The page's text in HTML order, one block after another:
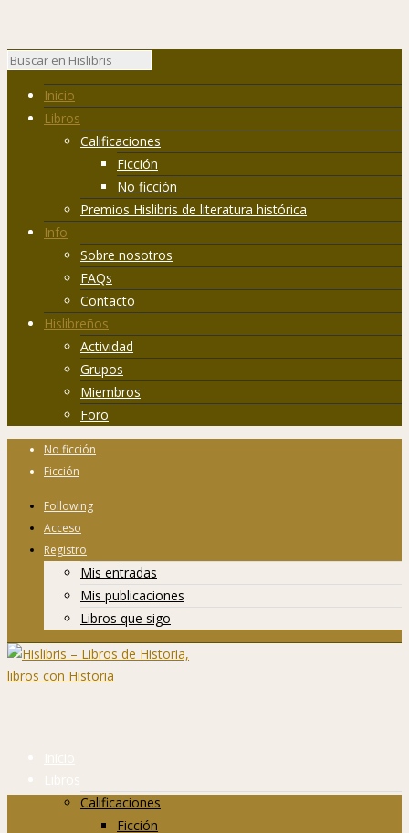
Inicio
Libros
Calificaciones
Ficción
No ficción
Premios Hislibris de literatura histórica
Info
Sobre nosotros
FAQs
Contacto
Hislibreños
Actividad
Grupos
Miembros
Foro
No ficción
Ficción
Following
Acceso
Registro
Mis entradas
Mis publicaciones
Libros que sigo
Inicio
Libros
Calificaciones
Ficción